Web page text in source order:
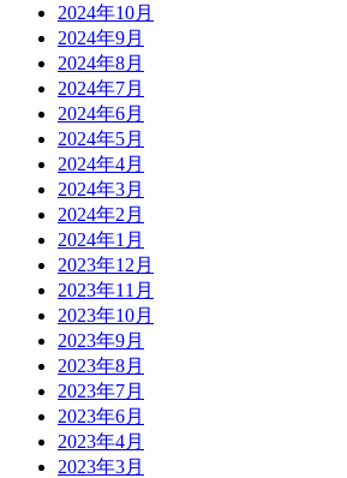
2024年10月
2024年9月
2024年8月
2024年7月
2024年6月
2024年5月
2024年4月
2024年3月
2024年2月
2024年1月
2023年12月
2023年11月
2023年10月
2023年9月
2023年8月
2023年7月
2023年6月
2023年4月
2023年3月